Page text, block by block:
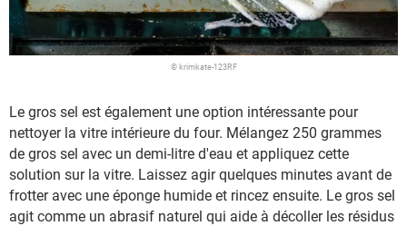
© krimkate-123RF
Le gros sel est également une option intéressante pour
nettoyer la vitre intérieure du four. Mélangez 250 grammes
de gros sel avec un demi-litre d'eau et appliquez cette
solution sur la vitre. Laissez agir quelques minutes avant de
frotter avec une éponge humide et rincez ensuite. Le gros sel
agit comme un abrasif naturel qui aide à décoller les résidus